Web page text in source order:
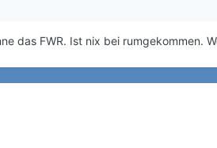
das FWR. Ist nix bei rumgekommen.